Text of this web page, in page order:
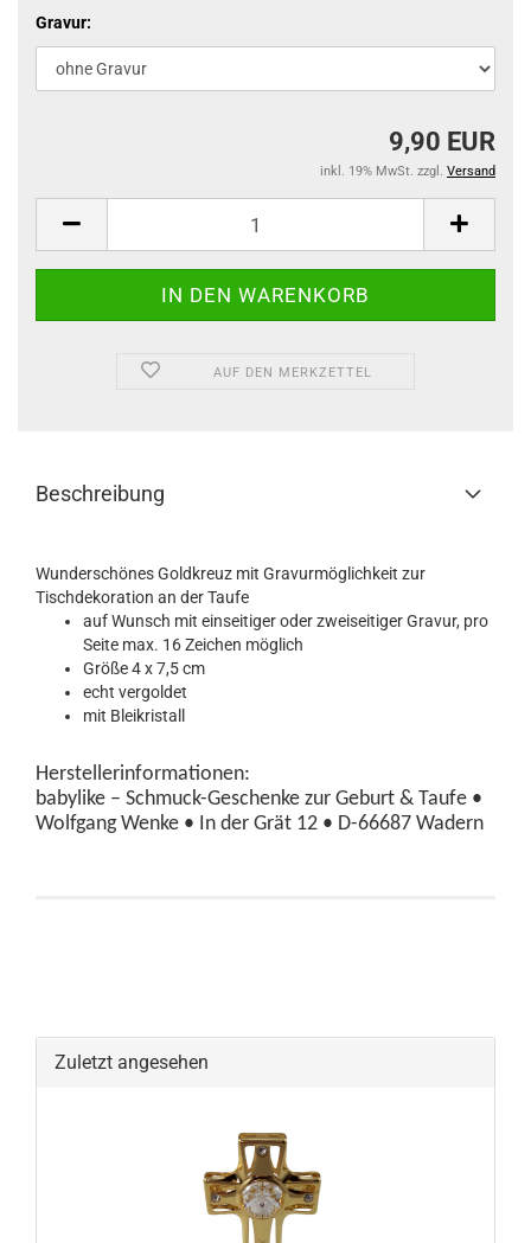
Gravur:
9,90 EUR
inkl. 19% MwSt. zzgl. Versand
AUF DEN MERKZETTEL
Beschreibung
Wunderschönes Goldkreuz mit Gravurmöglichkeit zur
Tischdekoration an der Taufe
auf Wunsch mit einseitiger oder zweiseitiger Gravur, pro
Seite max. 16 Zeichen möglich
Größe 4 x 7,5 cm
echt vergoldet
mit Bleikristall
Herstellerinformationen:
babylike – Schmuck-Geschenke zur Geburt & Taufe •
Wolfgang Wenke • In der Grät 12 • D-66687 Wadern
Zuletzt angesehen